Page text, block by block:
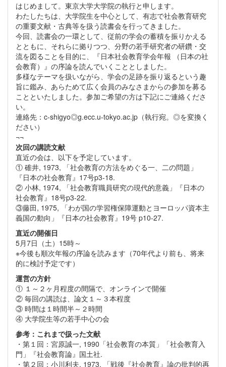
はじめまして。東京大学大学院の執行と申します。
わたしたちは、大学院生を中心として、有志で社会教育研究
の重要文献・古典等を扱う読書会を行ってきました。
今回、読書会の一環として、従前の学会の蓄積を振りかえる
とともに、それらに拠りつつ、分野の若手研究者の研鑽・交
流を図ることを目的に、『日本社会教育学会年報 （日本の社
会教育）』の序論を読んでいくこととしました。
多様なテーマを扱いながら、学会の足跡を振り返るという趣
旨に鑑み、あらためて広く会員のみなさまからの参加を募る
ことといたしました。参加ご希望の方は下記にご連絡くださ
い。
連絡先：c-shigyo◎g.ecc.u-tokyo.ac.jp（執行宛。◎を変換く
ださい）
¬¬
次回の講読文献
直近の会は、以下を予定しています。
① 碓井, 1973, 「社会教育の方法をめぐる一、二の問題」
『日本の社会教育』17号p3-18.
② 小林, 1974, 「社会教育職員研究の現代的意義」『日本の
社会教育』18号p3-22.
③藤田, 1975, 「わが国の学習権保障運動とヨーロッパ資本主
義国の動向」『日本の社会教育』19号 p10-27.
直近の開催日
5月7日（土）15時～
※今後も順次年報の序論を読みます（70年代より前も、将来
的に検討予定です）
運営の方針
① １～２ヶ月程度の間隔で、オンラインで開催
② 毎回の講読は、論文１～３本程度
③ 時間は１時間半～２時間
④ 大学院生等の若手中心の会
参考：これまで扱った文献
・第１回：宮原誠一, 1990「社会教育の本質」「社会教育入
門」『社会教育論』国土社.
・第２回：小川利夫, 1973, 「戦後『社会教育』論の批判的再